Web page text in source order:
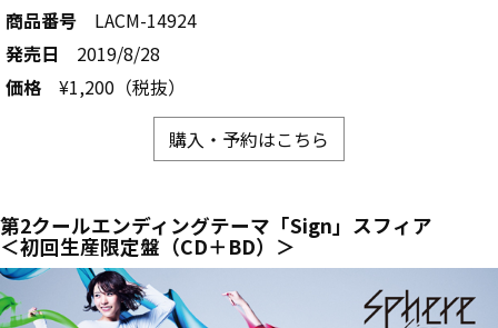
商品番号
LACM-14924
発売日
2019/8/28
価格
¥1,200（税抜）
購入・予約はこちら
第2クールエンディングテーマ「Sign」スフィア
＜初回生産限定盤（CD＋BD）＞